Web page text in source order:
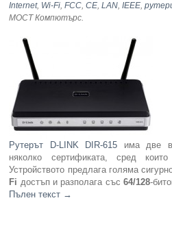
Internet, Wi-Fi,FCC,CE,LAN,IEEE,
МОСТ Компютърс.
Рутерът D-LINK DIR-615 има две
няколко сертификата, сред които
Устройството предлага голяма
Fi достъп и разполага със64/128-
Пълен текст →